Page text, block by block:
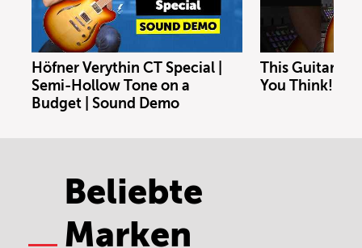
Höfner Verythin CT Special |
Semi-Hollow Tone on a
Budget | Sound Demo
This Guitar
You Think!
Beliebte
Marken